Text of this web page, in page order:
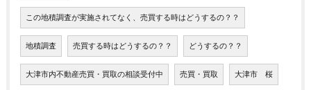
この地積調査が実施されてなく、売買する時はどうするの？？
地積調査 売買する時はどうするの？？ どうするの？？
大津市内不動産売買・買取の相談受付中 売買・買取 大津市 桜